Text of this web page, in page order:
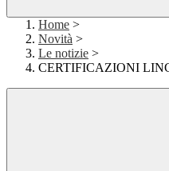
Home >
Novità >
Le notizie >
CERTIFICAZIONI